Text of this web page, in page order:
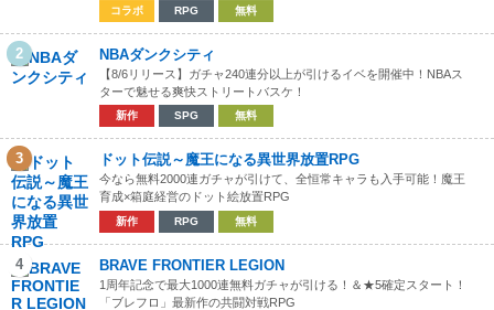
コラボ RPG 無料
2 NBAダンクシティ
【8/6リリース】ガチャ240連分以上が引けるイベを開催中！NBAス
ターで魅せる爽快ストリートバスケ！
新作 SPG 無料
3 ドット伝説～魔王になる異世界放置RPG
今なら無料2000連ガチャが引けて、全恒常キャラも入手可能！魔王
育成×箱庭経営のドット絵放置RPG
新作 RPG 無料
4 BRAVE FRONTIER LEGION
1周年記念で最大1000連無料ガチャが引ける！＆★5確定スタート！
「ブレフロ」最新作の共闘対戦RPG